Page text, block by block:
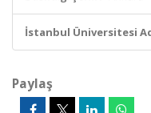
İstanbul Üniversitesi
Paylaş